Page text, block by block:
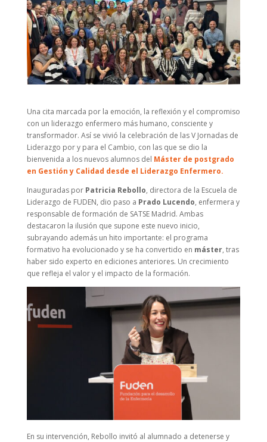
Una cita marcada por la emoción, la reflexión y el compromiso
con un liderazgo enfermero más humano, consciente y
transformador. Así se vivió la celebración de las V Jornadas de
Liderazgo por y para el Cambio, con las que se dio la
bienvenida a los nuevos alumnos del Máster de postgrado
en Gestión y Calidad desde el Liderazgo Enfermero.
Inauguradas por Patricia Rebollo, directora de la Escuela de
Liderazgo de FUDEN, dio paso a Prado Lucendo, enfermera y
responsable de formación de SATSE Madrid. Ambas
destacaron la ilusión que supone este nuevo inicio,
subrayando además un hito importante: el programa
formativo ha evolucionado y se ha convertido en máster, tras
haber sido experto en ediciones anteriores. Un crecimiento
que refleja el valor y el impacto de la formación.
En su intervención, Rebollo invitó al alumnado a detenerse y